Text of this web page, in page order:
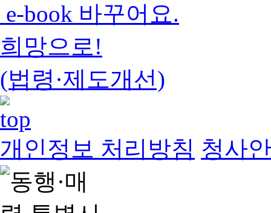
e-book 바꾸어요.
희망으로!
(법령·제도개선)
개인정보 처리방침 청사